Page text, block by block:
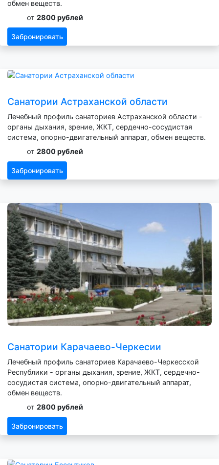
обмен веществ.
от 2800 рублей
Забронировать
Санатории Астраханской области
Лечебный профиль санаториев Астраханской области -
органы дыхания, зрение, ЖКТ, сердечно-сосудистая
система, опорно-двигательный аппарат, обмен веществ.
от 2800 рублей
Забронировать
Санатории Карачаево-Черкесии
Лечебный профиль санаториев Карачаево-Черкесской
Республики - органы дыхания, зрение, ЖКТ, сердечно-
сосудистая система, опорно-двигательный аппарат,
обмен веществ.
от 2800 рублей
Забронировать